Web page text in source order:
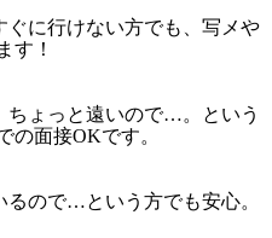
ぐに行けない方でも、写メや
す！
ょっと遠いので…。という
の面接OKです。
ので…という方でも安心。